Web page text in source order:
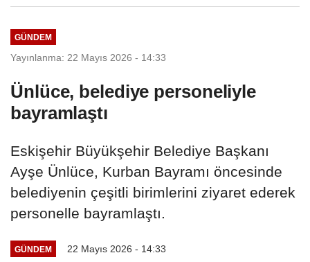
GÜNDEM
Yayınlanma: 22 Mayıs 2026 - 14:33
Ünlüce, belediye personeliyle
bayramlaştı
Eskişehir Büyükşehir Belediye Başkanı
Ayşe Ünlüce, Kurban Bayramı öncesinde
belediyenin çeşitli birimlerini ziyaret ederek
personelle bayramlaştı.
GÜNDEM 22 Mayıs 2026 - 14:33